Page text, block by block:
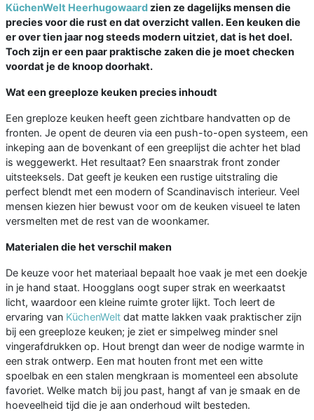
KüchenWelt Heerhugowaard zien ze dagelijks mensen die
precies voor die rust en dat overzicht vallen. Een keuken die
er over tien jaar nog steeds modern uitziet, dat is het doel.
Toch zijn er een paar praktische zaken die je moet checken
voordat je de knoop doorhakt.
Wat een greeploze keuken precies inhoudt
Een greploze keuken heeft geen zichtbare handvatten op de
fronten. Je opent de deuren via een push-to-open systeem, een
inkeping aan de bovenkant of een greeplijst die achter het blad
is weggewerkt. Het resultaat? Een snaarstrak front zonder
uitsteeksels. Dat geeft je keuken een rustige uitstraling die
perfect blendt met een modern of Scandinavisch interieur. Veel
mensen kiezen hier bewust voor om de keuken visueel te laten
versmelten met de rest van de woonkamer.
Materialen die het verschil maken
De keuze voor het materiaal bepaalt hoe vaak je met een doekje
in je hand staat. Hoogglans oogt super strak en weerkaatst
licht, waardoor een kleine ruimte groter lijkt. Toch leert de
ervaring van KüchenWelt dat matte lakken vaak praktischer zijn
bij een greeploze keuken; je ziet er simpelweg minder snel
vingerafdrukken op. Hout brengt dan weer de nodige warmte in
een strak ontwerp. Een mat houten front met een witte
spoelbak en een stalen mengkraan is momenteel een absolute
favoriet. Welke match bij jou past, hangt af van je smaak en de
hoeveelheid tijd die je aan onderhoud wilt besteden.